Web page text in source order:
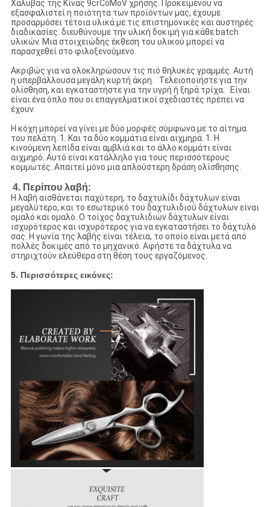
Χάλυβας της Κίνας 9crCoMoV χρήσης. Προκειμένου να
εξασφαλιστεί η ποιότητα των προϊόντων μας, έχουμε
προσαρμόσει τέτοια υλικά με τις επιστημονικές και αυστηρές
διαδικασίες. διευθύνουμε την υλική δοκιμή για κάθε batch
υλικών. Μια στοιχειώδης έκθεση του υλικού μπορεί να
παρασχεθεί στο φιλοξενούμενο.
Ακριβώς για να ολοκληρώσουν τις πιό θηλυκές γραμμές. Αυτή
η υπερβάλλουσα μεγάλη κυρτή άκρη. Τελειοποιήστε για την
ολίσθηση, και εγκαταστήστε για την υγρή ή ξηρά τρίχα. Είναι
είναι ένα όπλο που οι επαγγελματικοί σχεδιαστές πρέπει να
έχουν.
Η κόχη μπορεί να γίνει με δύο μορφές σύμφωνα με το αίτημα
του πελάτη. 1. Και τα δύο κομμάτια είναι αιχμηρά. 1. Η
κινούμενη λεπίδα είναι αμβλιά και το άλλο κομμάτι είναι
αιχμηρό. Αυτό είναι κατάλληλο για τους περισσότερους
κομμωτές. Απαιτεί μόνο μια απλούστερη δράση ολίσθησης.
4. Περίπου λαβή:
Η λαβή αισθάνεται παχύτερη, το δαχτυλίδι δάχτυλων είναι
μεγαλύτερο, και το εσωτερικό του δαχτυλιδιού δάχτυλων είναι
ομαλό και ομαλό. Ο τοίχος δαχτυλιδιών δάχτυλων είναι
ισχυρότερος και ισχυρότερος για να εγκαταστήσει το δάχτυλό
σας. Η γωνία της λαβής είναι τέλεια, το οποίο είναι μετά από
πολλές δοκιμές από το μηχανικό. Αφήστε τα δάχτυλα να
στηριχτούν ελεύθερα στη θέση τους εργαζόμενος.
5. Περισσότερες εικόνες: